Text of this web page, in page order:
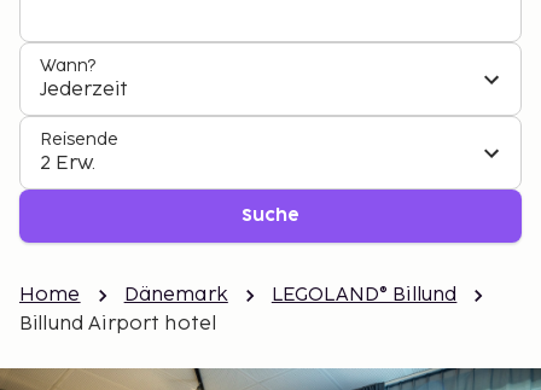
Wann?
Jederzeit
Reisende
2 Erw.
Suche
Home Dänemark
LEGOLAND® Billund
Billund Airport hotel